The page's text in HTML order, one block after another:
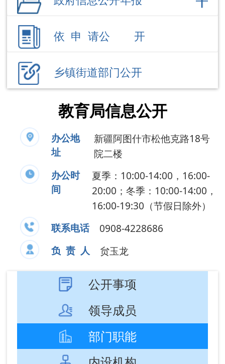
教育局信息公开
办公地
址
新疆阿图什市松他克路18号
院二楼
办公时
夏季：10:00-14:00，16:00-
20:00；冬季：10:00-14:00，
16:00-19:30（节假日除外）
联系电话
0908-4228686
负 责 人
贠玉龙
公开事项
领导成员
阿图什市教育局部门职责
办公地址：新疆
阿图什市松他克路18号院
办公时间：夏季：10:00-14:00，16:00-